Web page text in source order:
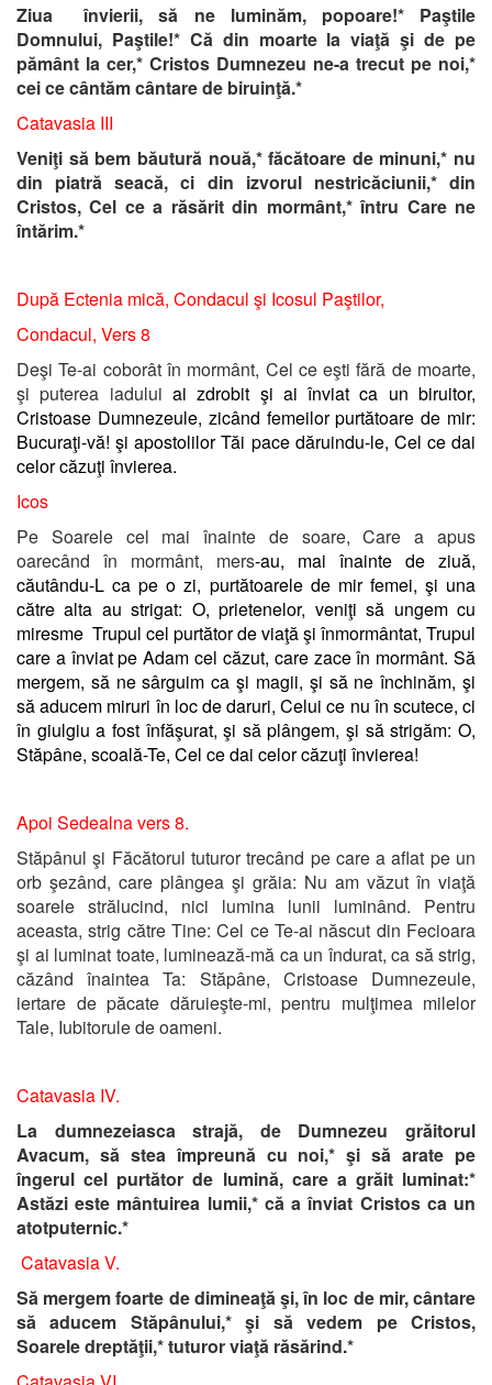
Ziua învierii, să ne luminăm, popoare!*Paştile
Domnului, Paştile!* Că din moarte la viaţă şi de pe
pământ la cer,* Cristos Dumnezeu ne-a trecut pe noi,*
cei ce cântăm cântare de biruinţă.*
Catavasia III
Veniţi să bem băutură nouă,* făcătoare de minuni,* nu
din piatră seacă, ci din izvorul nestricăciunii,* din
Cristos, Cel ce a răsărit din mormânt,* întru Care ne
întărim.*
După Ectenia mică, Condacul şi Icosul Paştilor,
Condacul, Vers 8
Deşi Te-ai coborât în mormânt, Cel ce eşti fără de moarte,
şi puterea iadului ai zdrobit şi ai înviat ca un biruitor,
Cristoase Dumnezeule, zicând femeilor purtătoare de mir:
Bucuraţi-vă! şi apostolilor Tăi pace dăruindu-le, Cel ce dai
celor căzuţi învierea.
Icos
Pe Soarele cel mai înainte de soare, Care a apus
oarecând în mormânt, mers-au, mai înainte de ziuă,
căutându-L ca pe o zi, purtătoarele de mir femei, şi una
către alta au strigat: O, prietenelor, veniţi să ungem cu
miresme Trupul cel purtător de viaţă şi înmormântat, Trupul
care a înviat pe Adam cel căzut, care zace în mormânt. Să
mergem, să ne sârguim ca şi magii, şi să ne închinăm, şi
să aducem miruri în loc de daruri, Celui ce nu în scutece, ci
în giulgiu a fost înfăşurat, şi să plângem, şi să strigăm: O,
Stăpâne, scoală-Te, Cel ce dai celor căzuţi învierea!
Apoi Sedealna vers 8.
Stăpânul şi Făcătorul tuturor trecând pe care a aflat pe un
orb şezând, care plângea şi grăia: Nu am văzut în viaţă
soarele strălucind, nici lumina lunii luminând. Pentru
aceasta, strig către Tine: Cel ce Te-ai născut din Fecioara
şi ai luminat toate, luminează-mă ca un îndurat, ca să strig,
căzând înaintea Ta: Stăpâne, Cristoase Dumnezeule,
iertare de păcate dăruieşte-mi, pentru mulţimea milelor
Tale, Iubitorule de oameni.
Catavasia IV.
La dumnezeiasca strajă, de Dumnezeu grăitorul
Avacum, să stea împreună cu noi,* şi să arate pe
îngerul cel purtător de lumină, care a grăit luminat:*
Astăzi este mântuirea lumii,* că a înviat Cristos ca un
atotputernic.*
Catavasia V.
Să mergem foarte de dimineaţă şi, în loc de mir, cântare
să aducem Stăpânului,* şi să vedem pe Cristos,
Soarele dreptăţii,* tuturor viaţă răsărind.*